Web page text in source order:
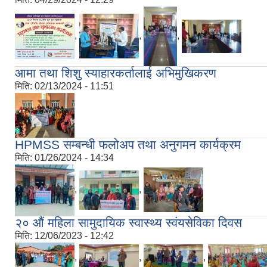
, , ,
आमा तथा शिशु स्याहारकर्तालाई अभिमुखिकरण
मिति: 02/13/2024 - 11:51
HPMSS सम्बन्धी फलोअप तथा अनुगमन कार्यक्रम
मिति: 01/26/2024 - 14:34
, ,
२० औं महिला सामुदायिक स्वास्थ्य स्वंयसेविका दिवस
मिति: 12/06/2023 - 12:42
, , ,